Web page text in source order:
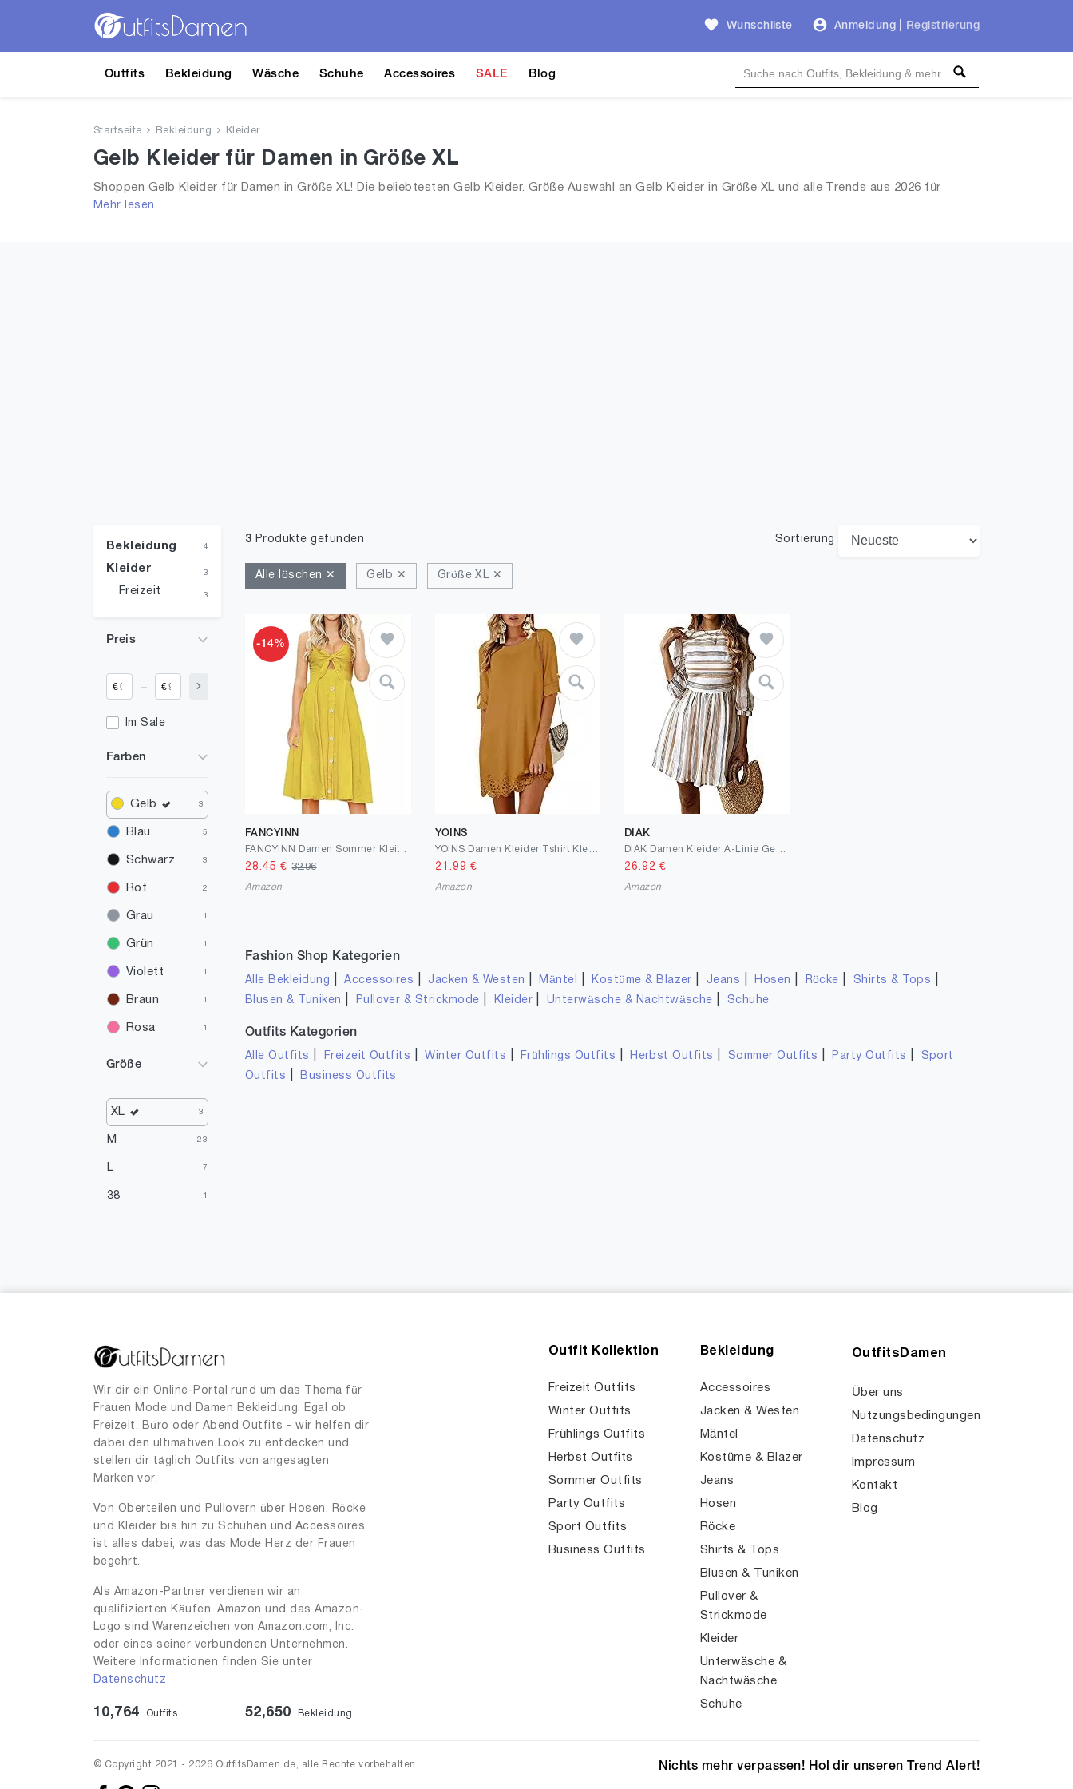
Wunschliste Anmeldung Registrierung
Outfits Bekleidung Wäsche Schuhe Accessoires SALE Blog
Startseite Bekleidung Kleider
Gelb Kleider für Damen in Größe XL
Shoppen Gelb Kleider für Damen in Größe XL! Die beliebtesten Gelb Kleider. Größe Auswahl an Gelb Kleider in Größe XL und alle Trends aus 2026 für
Frauen!
Mehr lesen
Bekleidung 4
Kleider 3
Freizeit 3
Preis
€ €
Im Sale
Farben
Gelb 3
Blau 5
Schwarz 3
Rot 2
Grau 1
Grün 1
Violett 1
Braun 1
Rosa 1
Größe
XL 3
M 23
L 7
38 1
3 Produkte gefunden Sortierung
Alle löschen ✕ Gelb ✕ Größe XL ✕
-14%
FANCYINN
28.45 €32.96
Amazon
YOINS
21.99 €
Amazon
DIAK
26.92 €
Amazon
Fashion Shop Kategorien
Alle Bekleidung |Accessoires Jacken & Westen Mäntel Kostüme & Blazer Jeans Hosen Röcke Shirts & Tops
Blusen & Tuniken Pullover & Strickmode Kleider Unterwäsche & Nachtwäsche Schuhe
Outfits Kategorien
Alle Outfits Freizeit Outfits |Winter Outfits Frühlings Outfits Herbst Outfits Sommer Outfits Party Outfits
Sport
Outfits
Business Outfits
Wir dir ein Online-Portal rund um das Thema für
Frauen Mode und Damen Bekleidung. Egal ob
Freizeit, Büro oder Abend Outfits - wir helfen dir
dabei den ultimativen Look zu entdecken und
stellen dir täglich Outfits von angesagten
Marken vor.
Von Oberteilen und Pullovern über Hosen, Röcke
und Kleider bis hin zu Schuhen und Accessoires
ist alles dabei, was das Mode Herz der Frauen
begehrt.
Als Amazon-Partner verdienen wir an
qualifizierten Käufen. Amazon und das Amazon-
Logo sind Warenzeichen von Amazon.com, Inc.
oder eines seiner verbundenen Unternehmen.
Weitere Informationen finden Sie unter
Datenschutz
10,764 Outfits 52,650 Bekleidung
Outfit Kollektion
Freizeit Outfits
Winter Outfits
Frühlings Outfits
Herbst Outfits
Sommer Outfits
Party Outfits
Sport Outfits
Business Outfits
Bekleidung
Accessoires
Jacken & Westen
Mäntel
Kostüme & Blazer
Jeans
Hosen
Röcke
Shirts & Tops
Blusen & Tuniken
Pullover &
Strickmode
Kleider
Unterwäsche &
Nachtwäsche
Schuhe
OutfitsDamen
Über uns
Nutzungsbedingungen
Datenschutz
Impressum
Kontakt
Blog
© Copyright 2021 - 2026 OutfitsDamen.de, alle Rechte vorbehalten. Nichts mehr verpassen! Hol dir unseren Trend Alert!